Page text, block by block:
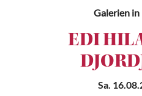
Galerienin
EDI
Sa.